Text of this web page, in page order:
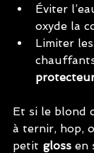
Éviter
oxyde la
Limiter
Et si le blond
à ternir, hop,
petit gloss en